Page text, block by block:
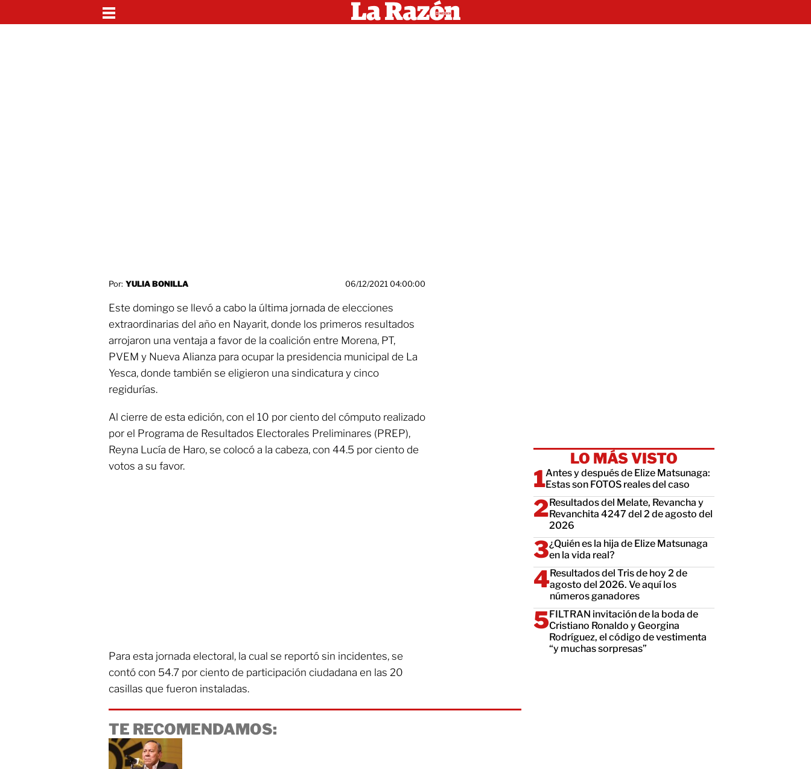
Por: YULIA BONILLA 06/12/2021 04:00:00
Este domingo se llevó a cabo la última jornada de elecciones
extraordinarias del año en Nayarit, donde los primeros resultados
arrojaron una ventaja a favor de la coalición entre Morena, PT,
PVEM y Nueva Alianza para ocupar la presidencia municipal de La
Yesca, donde también se eligieron una sindicatura y cinco
regidurías.
Al cierre de esta edición, con el 10 por ciento del cómputo realizado
por el Programa de Resultados Electorales Preliminares (PREP),
Reyna Lucía de Haro, se colocó a la cabeza, con 44.5 por ciento de
votos a su favor.
Para esta jornada electoral, la cual se reportó sin incidentes, se
contó con 54.7 por ciento de participación ciudadana en las 20
casillas que fueron instaladas.
TE RECOMENDAMOS:
LO MÁS VISTO
Antes y después de Elize Matsunaga:
Estas son FOTOS reales del caso
Resultados del Melate, Revancha y
Revanchita 4247 del 2 de agosto del
2026
¿Quién es la hija de Elize Matsunaga
en la vida real?
Resultados del Tris de hoy 2 de
agosto del 2026. Ve aquí los
números ganadores
FILTRAN invitación de la boda de
Cristiano Ronaldo y Georgina
Rodríguez, el código de vestimenta
“y muchas sorpresas”